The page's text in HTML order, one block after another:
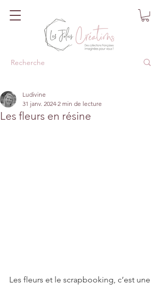
Les fleurs en résine
Ludivine
31 janv. 2024 2 min de lecture
Les fleurs et le scrapbooking, c’est une